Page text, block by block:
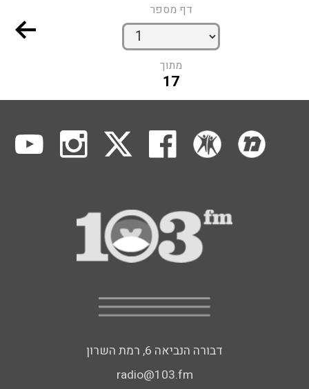
דף מספר
מתוך
17
דבורה הנביאה 6, רמת השרון
radio@103.fm